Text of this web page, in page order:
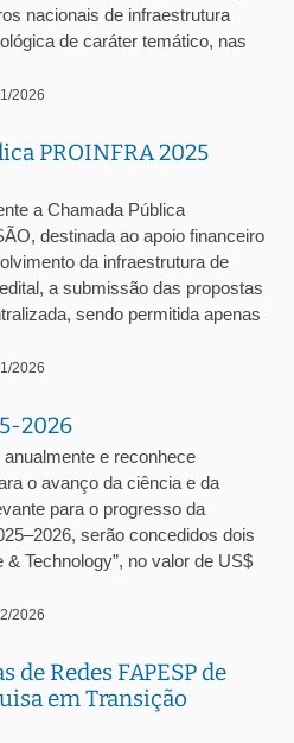
nacionais de infraestrutura
de caráter temático, nas
2026
PROINFRA 2025
a Chamada Pública
destinada ao apoio financeiro
da infraestrutura de
a submissão das propostas
sendo permitida apenas
2026
2026
e reconhece
o avanço da ciência e da
para o progresso da
serão concedidos dois
Technology”, no valor de US$
2026
de Redes FAPESP de
em Transição